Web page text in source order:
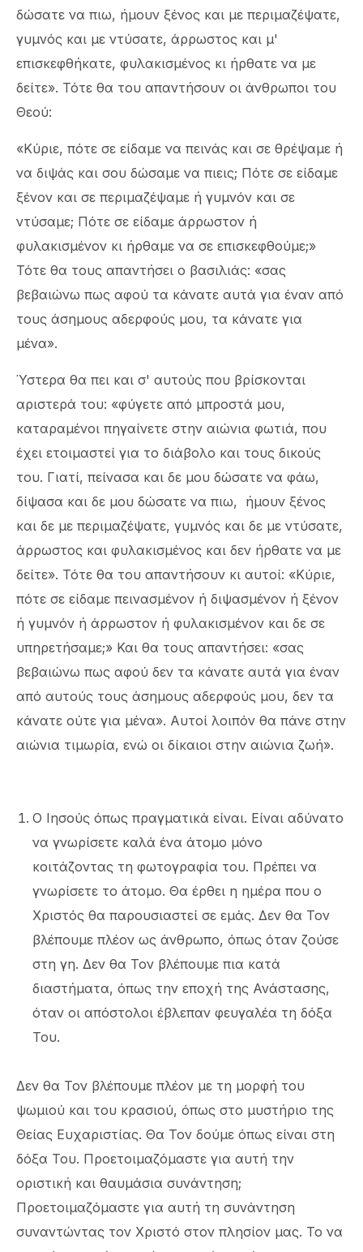
δώσατε να πιω, ήμουν ξένος και με περιμαζέψατε,
γυμνός και με ντύσατε, άρρωστος και μ'
επισκεφθήκατε, φυλακισμένος κι ήρθατε να με
δείτε». Τότε θα του απαντήσουν οι άνθρωποι του
Θεού:
«Κύριε, πότε σε είδαμε να πεινάς και σε θρέψαμε ή
να διψάς και σου δώσαμε να πιεις; Πότε σε είδαμε
ξένον και σε περιμαζέψαμε ή γυμνόν και σε
ντύσαμε; Πότε σε είδαμε άρρωστον ή
φυλακισμένον κι ήρθαμε να σε επισκεφθούμε;»
Τότε θα τους απαντήσει ο βασιλιάς: «σας
βεβαιώνω πως αφού τα κάνατε αυτά για έναν από
τους άσημους αδερφούς μου, τα κάνατε για
μένα».
Ύστερα θα πει και σ' αυτούς που βρίσκονται
αριστερά του: «φύγετε από μπροστά μου,
καταραμένοι πηγαίνετε στην αιώνια φωτιά, που
έχει ετοιμαστεί για το διάβολο και τους δικούς
του. Γιατί, πείνασα και δε μου δώσατε να φάω,
δίψασα και δε μου δώσατε να πιω, ήμουν ξένος
και δε με περιμαζέψατε, γυμνός και δε με ντύσατε,
άρρωστος και φυλακισμένος και δεν ήρθατε να με
δείτε». Τότε θα του απαντήσουν κι αυτοί: «Κύριε,
πότε σε είδαμε πεινασμένον ή διψασμένον ή ξένον
ή γυμνόν ή άρρωστον ή φυλακισμένον και δε σε
υπηρετήσαμε;» Και θα τους απαντήσει: «σας
βεβαιώνω πως αφού δεν τα κάνατε αυτά για έναν
από αυτούς τους άσημους αδερφούς μου, δεν τα
κάνατε ούτε για μένα». Αυτοί λοιπόν θα πάνε στην
αιώνια τιμωρία, ενώ οι δίκαιοι στην αιώνια ζωή».
Ο Ιησούς όπως πραγματικά είναι. Είναι αδύνατο
να γνωρίσετε καλά ένα άτομο μόνο
κοιτάζοντας τη φωτογραφία του. Πρέπει να
γνωρίσετε το άτομο. Θα έρθει η ημέρα που ο
Χριστός θα παρουσιαστεί σε εμάς. Δεν θα Τον
βλέπουμε πλέον ως άνθρωπο, όπως όταν ζούσε
στη γη. Δεν θα Τον βλέπουμε πια κατά
διαστήματα, όπως την εποχή της Ανάστασης,
όταν οι απόστολοι έβλεπαν φευγαλέα τη δόξα
Του.
Δεν θα Τον βλέπουμε πλέον με τη μορφή του
ψωμιού και του κρασιού, όπως στο μυστήριο της
Θείας Ευχαριστίας. Θα Τον δούμε όπως είναι στη
δόξα Του. Προετοιμαζόμαστε για αυτή την
οριστική και θαυμάσια συνάντηση;
Προετοιμαζόμαστε για αυτή τη συνάντηση
συναντώντας τον Χριστό στον πλησίον μας. Το να